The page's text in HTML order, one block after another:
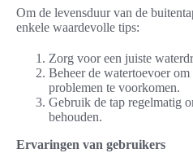
Om de levensduur van de
enkele waardevolle tips:
Zorg voor een juiste
Beheer de watertoevoer om
problemen te voorkomen.
Gebruik de tap regelmatig
behouden.
Ervaringen van gebruikers